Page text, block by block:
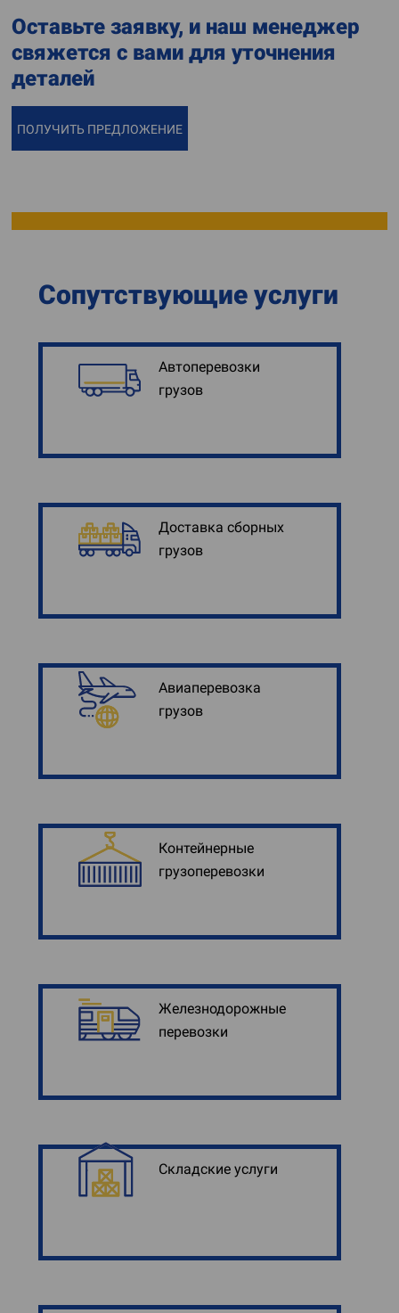
Оставьте заявку, и наш менеджер
свяжется с вами для уточнения
деталей
ПОЛУЧИТЬ ПРЕДЛОЖЕНИЕ
Сопутствующие услуги
Автоперевозки
грузов
Доставка сборных
грузов
Авиаперевозка
грузов
Контейнерные
грузоперевозки
Железнодорожные
перевозки
Складские услуги